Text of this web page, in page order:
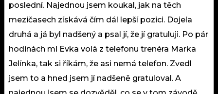
poslední. Najednou jsem koukal, jak na těch
mezičasech získává čím dál lepší pozici. Dojela
druhá a já byl nadšený a psal jí, že jí gratuluji. Po pár
hodinách mi Evka volá z telefonu trenéra Marka
Jelínka, tak si říkám, že asi nemá telefon. Zvedl
jsem to a hned jsem jí nadšeně gratuloval. A